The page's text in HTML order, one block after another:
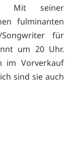
Mit seiner
fulminanten
für
um 20 Uhr.
im Vorverkauf
sind sie auch